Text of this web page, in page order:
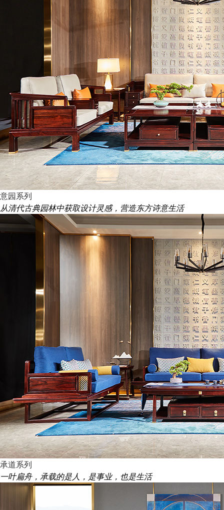
意园系列
从清代古典园林中获取设计灵感，营造东方诗意生活
承道系列
一叶扁舟，承载的是人，是事业，也是生活